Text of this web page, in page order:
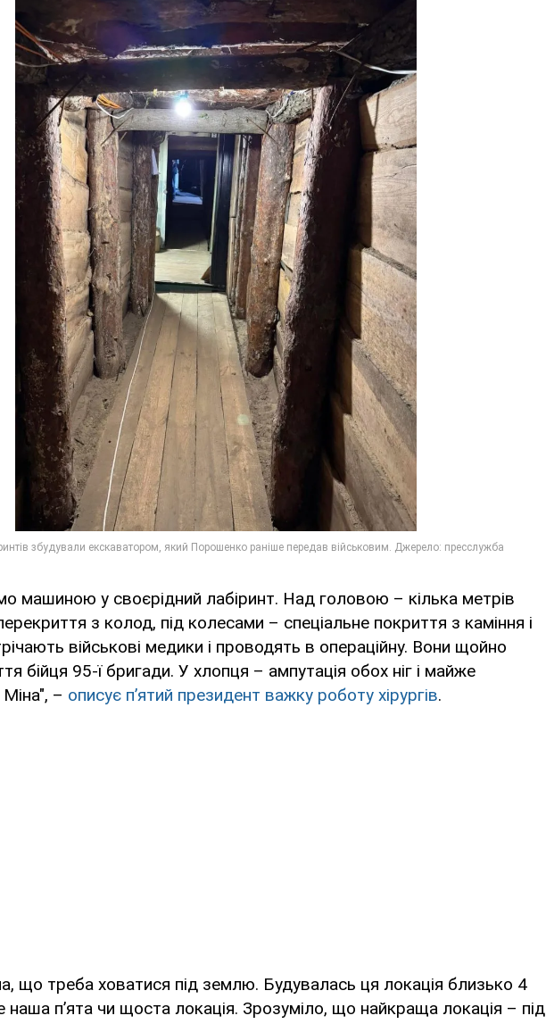
машиною у своєрідний лабіринт. Над головою – кілька метрів
з колод, під колесами – спеціальне покриття з каміння і
військові медики і проводять в операційну. Вони щойно
бійця 95-ї бригади. У хлопця – ампутація обох ніг і майже
– описує пʼятий президент важку роботу хірургів.
що треба ховатися під землю. Будувалась ця локація близько 4
наша п’ята чи щоста локація. Зрозуміло, що найкраща локація – під